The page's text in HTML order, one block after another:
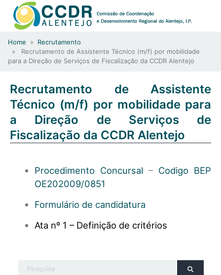
Home » Recrutamento
» Recrutamento de Assistente Técnico (m/f) por mobilidade
para a Direção de Serviços de Fiscalização da CCDR Alentejo
Recrutamento de Assistente
Técnico (m/f) por mobilidade para
a Direção de Serviços de
Fiscalização da CCDR Alentejo
Procedimento Concursal – Codigo BEP
OE202009/0851
Formulário de candidatura
Ata nº 1 – Definição de critérios